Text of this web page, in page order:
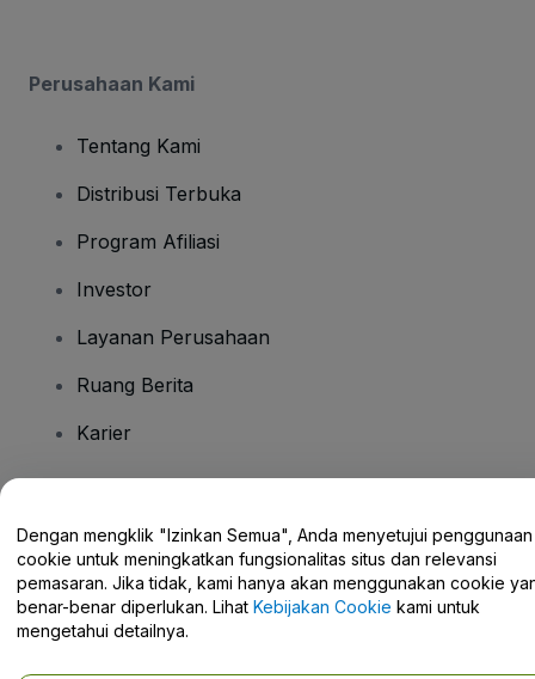
Perusahaan Kami
Tentang Kami
Distribusi Terbuka
Program Afiliasi
Investor
Layanan Perusahaan
Ruang Berita
Karier
Pusat Bantuan / Hubungi Kami
Dengan mengklik "Izinkan Semua", Anda menyetujui penggunaan
cookie untuk meningkatkan fungsionalitas situs dan relevansi
pemasaran. Jika tidak, kami hanya akan menggunakan cookie
benar-benar diperlukan. Lihat Kebijakan Cookie kami untuk
mengetahui detailnya.